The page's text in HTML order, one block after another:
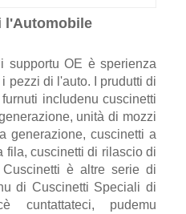
l'Automobile
supportu OE è sperienza
pezzi di l'auto. I prudutti di
includenu cuscinetti
unità di mozzi
generazione, cuscinetti a
fila, cuscinetti di rilascio di
è altre serie di
di Cuscinetti Speciali di
cuntattateci, pudemu